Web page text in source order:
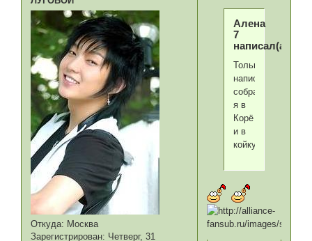
Откуда: Москва
Зарегистрирован: Четверг, 31
Алена
7
написал(а):
Только
написать
собралась,
я в
Корё
и в
койку